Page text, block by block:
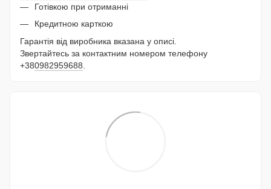
Готівкою при отриманні
Кредитною карткою
Гарантія від виробника вказана у описі.
Звертайтесь за контактним номером телефону
+380982959688